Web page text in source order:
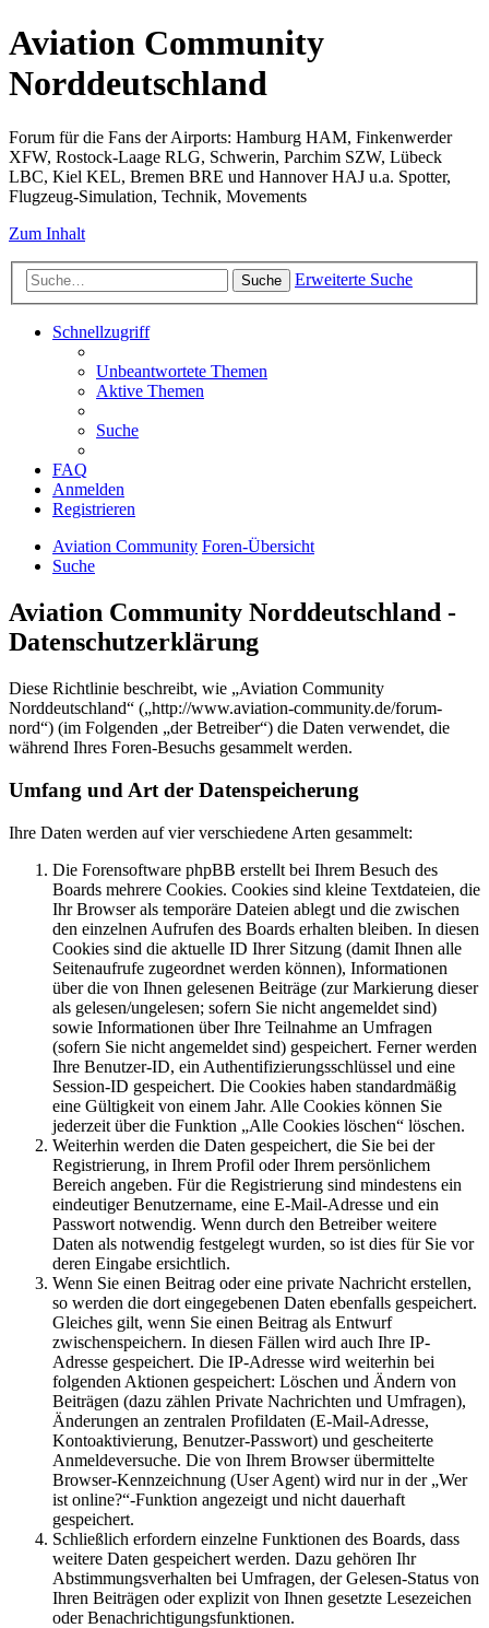
Aviation Community
Norddeutschland
Forum für die Fans der Airports: Hamburg HAM, Finkenwerder
XFW, Rostock-Laage RLG, Schwerin, Parchim SZW, Lübeck
LBC, Kiel KEL, Bremen BRE und Hannover HAJ u.a. Spotter,
Flugzeug-Simulation, Technik, Movements
Zum Inhalt
Suche Erweiterte Suche
Schnellzugriff
Unbeantwortete Themen
Aktive Themen
Suche
FAQ
Anmelden
Registrieren
Aviation Community Foren-Übersicht
Suche
Aviation Community Norddeutschland -
Datenschutzerklärung
Diese Richtlinie beschreibt, wie „Aviation Community
Norddeutschland“ („http://www.aviation-community.de/forum-
nord“) (im Folgenden „der Betreiber“) die Daten verwendet, die
während Ihres Foren-Besuchs gesammelt werden.
Umfang und Art der Datenspeicherung
Ihre Daten werden auf vier verschiedene Arten gesammelt:
Die Forensoftware phpBB erstellt bei Ihrem Besuch des
Boards mehrere Cookies. Cookies sind kleine Textdateien, die
Ihr Browser als temporäre Dateien ablegt und die zwischen
den einzelnen Aufrufen des Boards erhalten bleiben. In diesen
Cookies sind die aktuelle ID Ihrer Sitzung (damit Ihnen alle
Seitenaufrufe zugeordnet werden können), Informationen
über die von Ihnen gelesenen Beiträge (zur Markierung dieser
als gelesen/ungelesen; sofern Sie nicht angemeldet sind)
sowie Informationen über Ihre Teilnahme an Umfragen
(sofern Sie nicht angemeldet sind) gespeichert. Ferner werden
Ihre Benutzer-ID, ein Authentifizierungsschlüssel und eine
Session-ID gespeichert. Die Cookies haben standardmäßig
eine Gültigkeit von einem Jahr. Alle Cookies können Sie
jederzeit über die Funktion „Alle Cookies löschen“ löschen.
Weiterhin werden die Daten gespeichert, die Sie bei der
Registrierung, in Ihrem Profil oder Ihrem persönlichem
Bereich angeben. Für die Registrierung sind mindestens ein
eindeutiger Benutzername, eine E-Mail-Adresse und ein
Passwort notwendig. Wenn durch den Betreiber weitere
Daten als notwendig festgelegt wurden, so ist dies für Sie vor
deren Eingabe ersichtlich.
Wenn Sie einen Beitrag oder eine private Nachricht erstellen,
so werden die dort eingegebenen Daten ebenfalls gespeichert.
Gleiches gilt, wenn Sie einen Beitrag als Entwurf
zwischenspeichern. In diesen Fällen wird auch Ihre IP-
Adresse gespeichert. Die IP-Adresse wird weiterhin bei
folgenden Aktionen gespeichert: Löschen und Ändern von
Beiträgen (dazu zählen Private Nachrichten und Umfragen),
Änderungen an zentralen Profildaten (E-Mail-Adresse,
Kontoaktivierung, Benutzer-Passwort) und gescheiterte
Anmeldeversuche. Die von Ihrem Browser übermittelte
Browser-Kennzeichnung (User Agent) wird nur in der „Wer
ist online?“-Funktion angezeigt und nicht dauerhaft
gespeichert.
Schließlich erfordern einzelne Funktionen des Boards, dass
weitere Daten gespeichert werden. Dazu gehören Ihr
Abstimmungsverhalten bei Umfragen, der Gelesen-Status von
Ihren Beiträgen oder explizit von Ihnen gesetzte Lesezeichen
oder Benachrichtigungsfunktionen.